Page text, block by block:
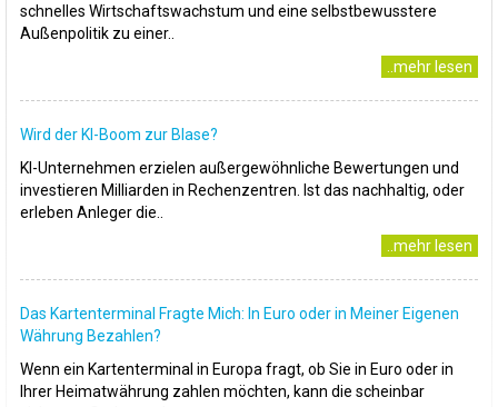
schnelles Wirtschaftswachstum und eine selbstbewusstere
Außenpolitik zu einer..
..mehr lesen
Wird der KI-Boom zur Blase?
KI-Unternehmen erzielen außergewöhnliche Bewertungen und
investieren Milliarden in Rechenzentren. Ist das nachhaltig, oder
erleben Anleger die..
..mehr lesen
Das Kartenterminal Fragte Mich: In Euro oder in Meiner Eigenen
Währung Bezahlen?
Wenn ein Kartenterminal in Europa fragt, ob Sie in Euro oder in
Ihrer Heimatwährung zahlen möchten, kann die scheinbar